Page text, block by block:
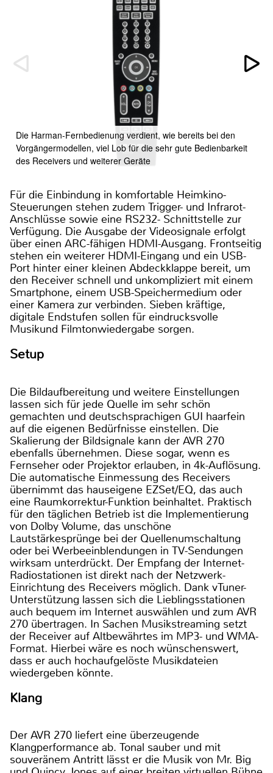
Die Harman-Fernbedienung verdient, wie bereits bei den
Vorgängermodellen, viel Lob für die sehr gute Bedienbarkeit
des Receivers und weiterer Geräte
Für die Einbindung in komfortable Heimkino-
Steuerungen stehen zudem Trigger- und Infrarot-
Anschlüsse sowie eine RS232- Schnittstelle zur
Verfügung. Die Ausgabe der Videosignale erfolgt
über einen ARC-fähigen HDMI-Ausgang. Frontseitig
stehen ein weiterer HDMI-Eingang und ein USB-
Port hinter einer kleinen Abdeckklappe bereit, um
den Receiver schnell und unkompliziert mit einem
Smartphone, einem USB-Speichermedium oder
einer Kamera zur verbinden. Sieben kräftige,
digitale Endstufen sollen für eindrucksvolle
Musikund Filmtonwiedergabe sorgen.
Setup
Die Bildaufbereitung und weitere Einstellungen
lassen sich für jede Quelle im sehr schön
gemachten und deutschsprachigen GUI haarfein
auf die eigenen Bedürfnisse einstellen. Die
Skalierung der Bildsignale kann der AVR 270
ebenfalls übernehmen. Diese sogar, wenn es
Fernseher oder Projektor erlauben, in 4k-Auflösung.
Die automatische Einmessung des Receivers
übernimmt das hauseigene EZSet/EQ, das auch
eine Raumkorrektur-Funktion beinhaltet. Praktisch
für den täglichen Betrieb ist die Implementierung
von Dolby Volume, das unschöne
Lautstärkesprünge bei der Quellenumschaltung
oder bei Werbeeinblendungen in TV-Sendungen
wirksam unterdrückt. Der Empfang der Internet-
Radiostationen ist direkt nach der Netzwerk-
Einrichtung des Receivers möglich. Dank vTuner-
Unterstützung lassen sich die Lieblingsstationen
auch bequem im Internet auswählen und zum AVR
270 übertragen. In Sachen Musikstreaming setzt
der Receiver auf Altbewährtes im MP3- und WMA-
Format. Hierbei wäre es noch wünschenswert,
dass er auch hochaufgelöste Musikdateien
wiedergeben könnte.
Klang
Der AVR 270 liefert eine überzeugende
Klangperformance ab. Tonal sauber und mit
souveränem Antritt lässt er die Musik von Mr. Big